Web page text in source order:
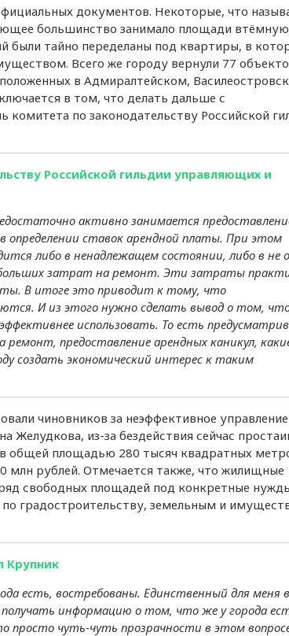
собаководов среди
покупателей жилья
25-30%
Спрос на клубнику в
шоколаде в I полугодии
вырос на 26%
проблемы с запретом на
работы светофоров
Вице-губернатор
заявил, что в Петербурге
растёт потребительский
спрос
Количество заявок на
регистрацию российского
софта выросло более чем
20%
сапбордов в городах-
миллионниках выросло на
55%
В Петербурге 76% жителей
при увольнении заранее
информируют
зарплата в Петербурге в
июле составила 92,6
документов. Некоторые, что
большинство занимало площади
были тайно переделаны под квартиры, в
Всего же городу вернули 77
в Адмиралтейском,
в том, что делать дальше с
по законодательству Российской
Российской гильдии управляющих и
активно занимается
определении ставок арендной платы. При этом
либо в ненадлежащем состоянии, либо в не
затрат на ремонт. Эти затраты
В итоге это приводит к тому, что
И из этого нужно сделать вывод о том,
использовать. То есть
предоставление арендных каникул,
создать экономический интерес к таким
чиновников за неэффективное управление
из-за бездействия сейчас
общей площадью 280 тысяч квадратных
млн рублей. Отмечается также, что жилищные
свободных площадей под конкретные
градостроительству, земельным и
Крупник
есть, востребованы. Единственный для меня
информацию о том, что же у города
чуть-чуть прозрачности в этом